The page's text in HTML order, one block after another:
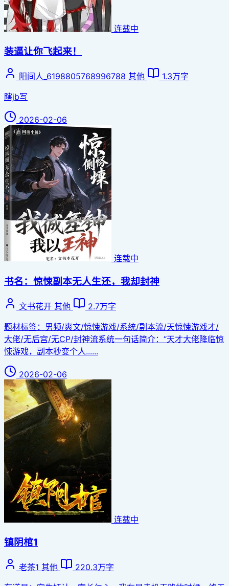
连载中
装逼让你飞起来！
阳间人_6198805768996788 其他
1.3万字
瞎jb写
2026-02-06
连载中
书名：惊悚副本无人生还，我却封神
文书花开 其他
2.7万字
题材标签：男频/爽文/惊悚游戏/系统/副本流/天惊悚游戏才/
大佬/无后宫/无CP/封神流系统一句话简介：“天才大佬降临惊
悚游戏，副本秒变个人......
2026-02-06
连载中
镇阴棺1
老茶1 其他
220.3万字